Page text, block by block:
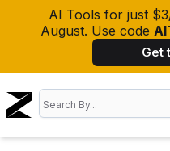
AI Tools for just
August. Use code
Get